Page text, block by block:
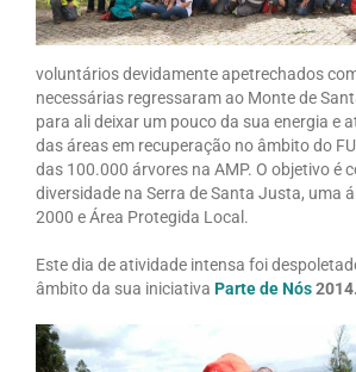
voluntários devidamente apetrechados
necessárias regressaram ao Monte de
para ali deixar um pouco da sua energia e
das áreas em recuperação no âmbito do
das 100.000 árvores na AMP. O objetivo é
diversidade na Serra de Santa Justa, uma
2000 e Área Protegida Local.
Este dia de atividade intensa foi
âmbito da sua iniciativa Parte de Nós2014.